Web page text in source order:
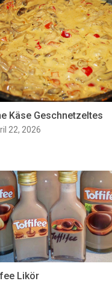
Käse Geschnetzeltes
22, 2026
Likör